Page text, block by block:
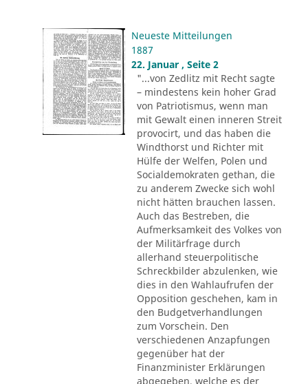
Neueste Mitteilungen
1887
22. Januar , Seite 2
"...von Zedlitz mit Recht sagte
– mindestens kein hoher Grad
von Patriotismus, wenn man
mit Gewalt einen inneren Streit
provocirt, und das haben die
Windthorst und Richter mit
Hülfe der Welfen, Polen und
Socialdemokraten gethan, die
zu anderem Zwecke sich wohl
nicht hätten brauchen lassen.
Auch das Bestreben, die
Aufmerksamkeit des Volkes von
der Militärfrage durch
allerhand steuerpolitische
Schreckbilder abzulenken, wie
dies in den Wahlaufrufen der
Opposition geschehen, kam in
den Budgetverhandlungen
zum Vorschein. Den
verschiedenen Anzapfungen
gegenüber hat der
Finanzminister Erklärungen
abgegeben, welche es der